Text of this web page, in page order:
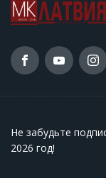
Не забудьте
2026 год!